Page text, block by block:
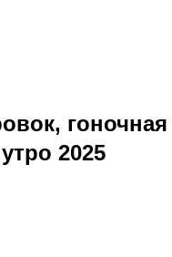
гоночная
2025